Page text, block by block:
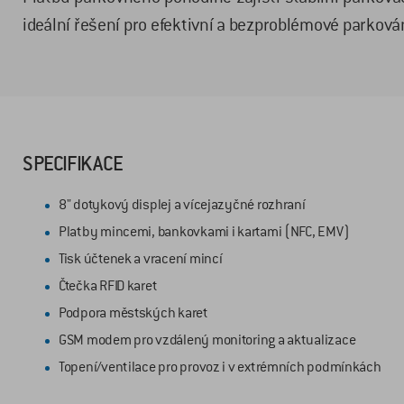
ideální řešení pro efektivní a bezproblémové
SPECIFIKACE
8" dotykový displej a vícejazyčné rozhraní
Platby mincemi, bankovkami i kartami (NFC, EMV)
Tisk účtenek a vracení mincí
Čtečka RFID karet
Podpora městských karet
GSM modem pro vzdálený monitoring a aktualizace
Topení/ventilace pro provoz i v extrémních podmínkách